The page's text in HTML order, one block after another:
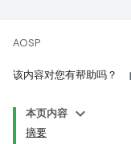
AOSP
该内容对您有帮助吗？
本页内容
摘要